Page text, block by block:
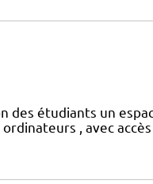
des étudiants un
, avec